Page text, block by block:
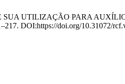
SUA UTILIZAÇÃO PARA
DOI:https://doi.org/10.31072/